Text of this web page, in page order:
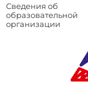
Сведения об
образовательной
организации